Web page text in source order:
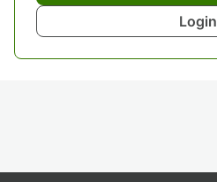
Login